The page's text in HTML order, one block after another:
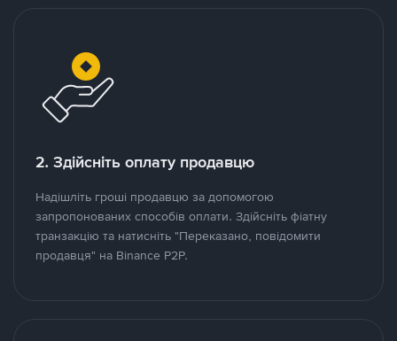
2. Здійсніть оплату продавцю
Надішліть гроші продавцю за допомогою
запропонованих способів оплати. Здійсніть фіатну
транзакцію та натисніть "Переказано, повідомити
продавця" на Binance P2P.